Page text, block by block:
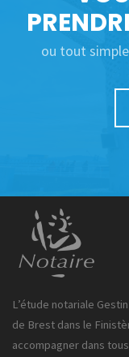
ou tout
L’étude notariale
de Brest dans le
accompagner dans